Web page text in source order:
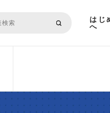
はじ
へ